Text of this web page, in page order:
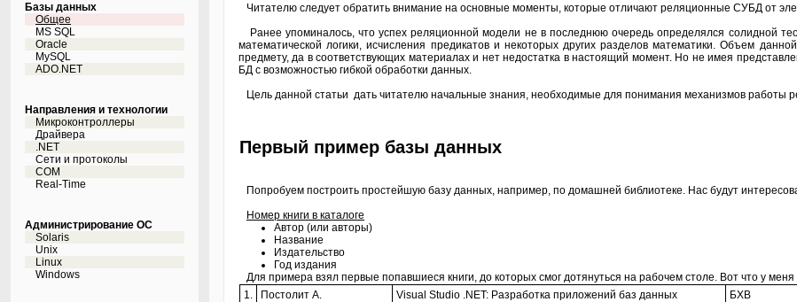
Базы данных
Общее
MS SQL
Oracle
MySQL
ADO.NET
Направления и технологии
Микроконтроллеры
Драйвера
.NET
Сети и протоколы
COM
Real-Time
Администрирование ОС
Solaris
Unix
Linux
Windows
Читателю следует обратить внимание на основные моменты, которые отличают реляционные СУБД от
Ранее упоминалось, что успех реляционной модели не в последнюю очередь определялся солидной
математической логики, исчисления предикатов и некоторых других разделов математики. Объем
предмету, да в соответствующих материалах и нет недостатка в настоящий момент. Но не имея
БД с возможностью гибкой обработки данных.
Цель данной статьи дать читателю начальные знания, необходимые для понимания механизмов работы
Первый пример базы данных
Попробуем построить простейшую базу данных, например, по домашней библиотеке. Нас будут
Номер книги в каталоге
Автор (или авторы)
Название
Издательство
Год издания
Для примера взял первые попавшиеся книги, до которых смог дотянуться на рабочем столе. Вот что у меня
1.
Постолит А. Visual Studio .NET: Разработка приложений баз данных БХВ